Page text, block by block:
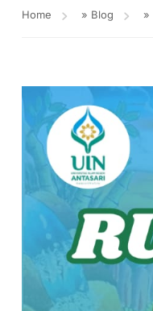
Home » Blog »